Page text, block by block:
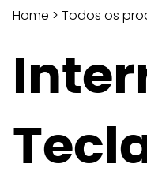
Home > Todos os